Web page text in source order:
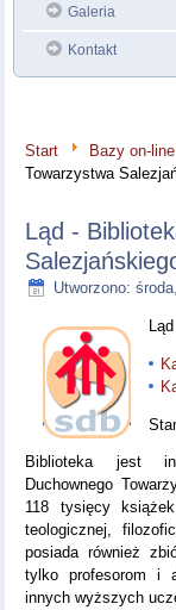
Galeria
Kontakt
Start Bazy on-line
Towarzystwa
Ląd -
Utworzono:
Biblioteka jest
Duchownego
118 tysięcy
teologicznej,
posiada również
tylko profesorom i
innych wyższych